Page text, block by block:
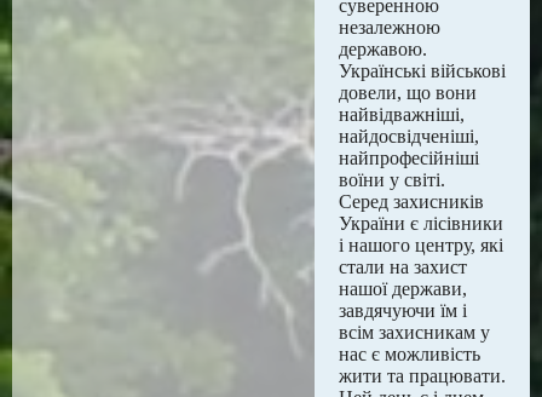
суверенною
незалежною
державою.
Українські військові
довели, що вони
найвідважніші,
найдосвідченіші,
найпрофесійніші
воїни у світі.
Серед захисників
України є лісівники
і нашого центру, які
стали на захист
нашої держави,
завдячуючи їм і
всім захисникам у
нас є можливість
жити та працювати.